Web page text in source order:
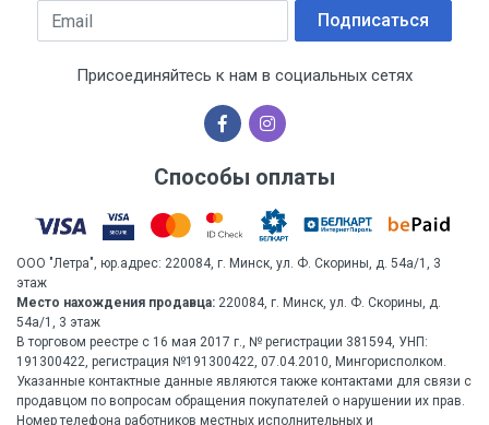
Email Подписаться
Присоединяйтесь к нам в социальных сетях
Способы оплаты
ООО "Летра", юр.адрес: 220084, г. Минск, ул. Ф. Скорины, д. 54а/1, 3
этаж
Место нахождения продавца: 220084, г. Минск, ул. Ф. Скорины, д.
54а/1, 3 этаж
В торговом реестре с 16 мая 2017 г., № регистрации 381594, УНП:
191300422, регистрация №191300422, 07.04.2010, Мингорисполком.
Указанные контактные данные являются также контактами для связи с
продавцом по вопросам обращения покупателей о нарушении их прав.
Номер телефона работников местных исполнительных и